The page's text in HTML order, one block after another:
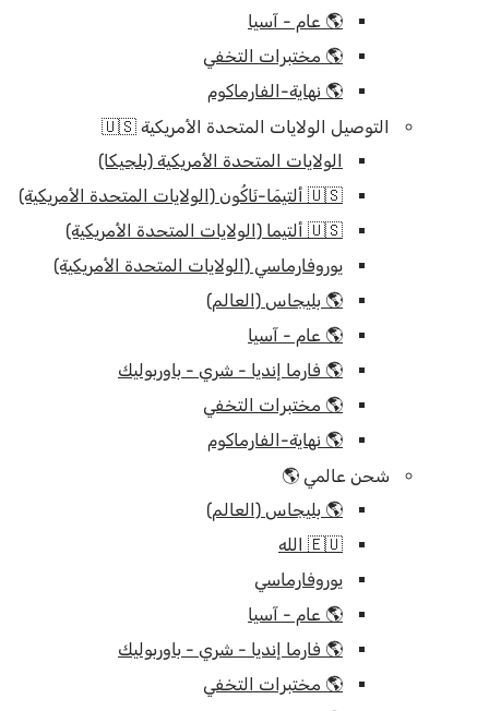
🌎 عام - آسيا
🌎 مختبرات التخفي
🌎 نهاية-الفارماكوم
التوصيل الولايات المتحدة الأمريكية 🇺🇸
الولايات المتحدة الأمريكية (بلجيكا)
🇺🇸 ألتيمَا-نَاكُون (الولايات المتحدة الأمريكية)
🇺🇸 ألتيما (الولايات المتحدة الأمريكية)
يوروفارماسي (الولايات المتحدة الأمريكية)
🌎 بليجاس (العالم)
🌎 عام - آسيا
🌎 فارما إنديا - شري - باوربوليك
🌎 مختبرات التخفي
🌎 نهاية-الفارماكوم
شحن عالمي 🌎
🌎 بليجاس (العالم)
🇪🇺 الله
يوروفارماسي
🌎 عام - آسيا
🌎 فارما إنديا - شري - باوربوليك
🌎 مختبرات التخفي